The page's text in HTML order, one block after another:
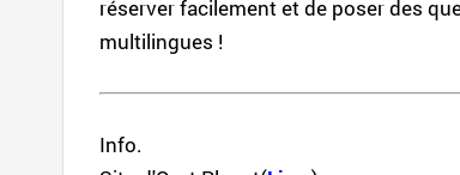
réserver facilement et de poser des
multilingues !
Info.